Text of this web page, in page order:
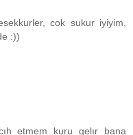
cok sukur iyiyim,
:))
etmem kuru gelır bana